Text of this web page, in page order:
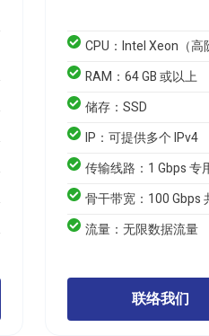
CPU：Intel Xeon（高
RAM：64 GB 或以上
储存：SSD
IP：可提供多个 IPv4
传输线路：1 Gbps 专
骨干带宽：100 Gbps
流量：无限数据流量
联络我们